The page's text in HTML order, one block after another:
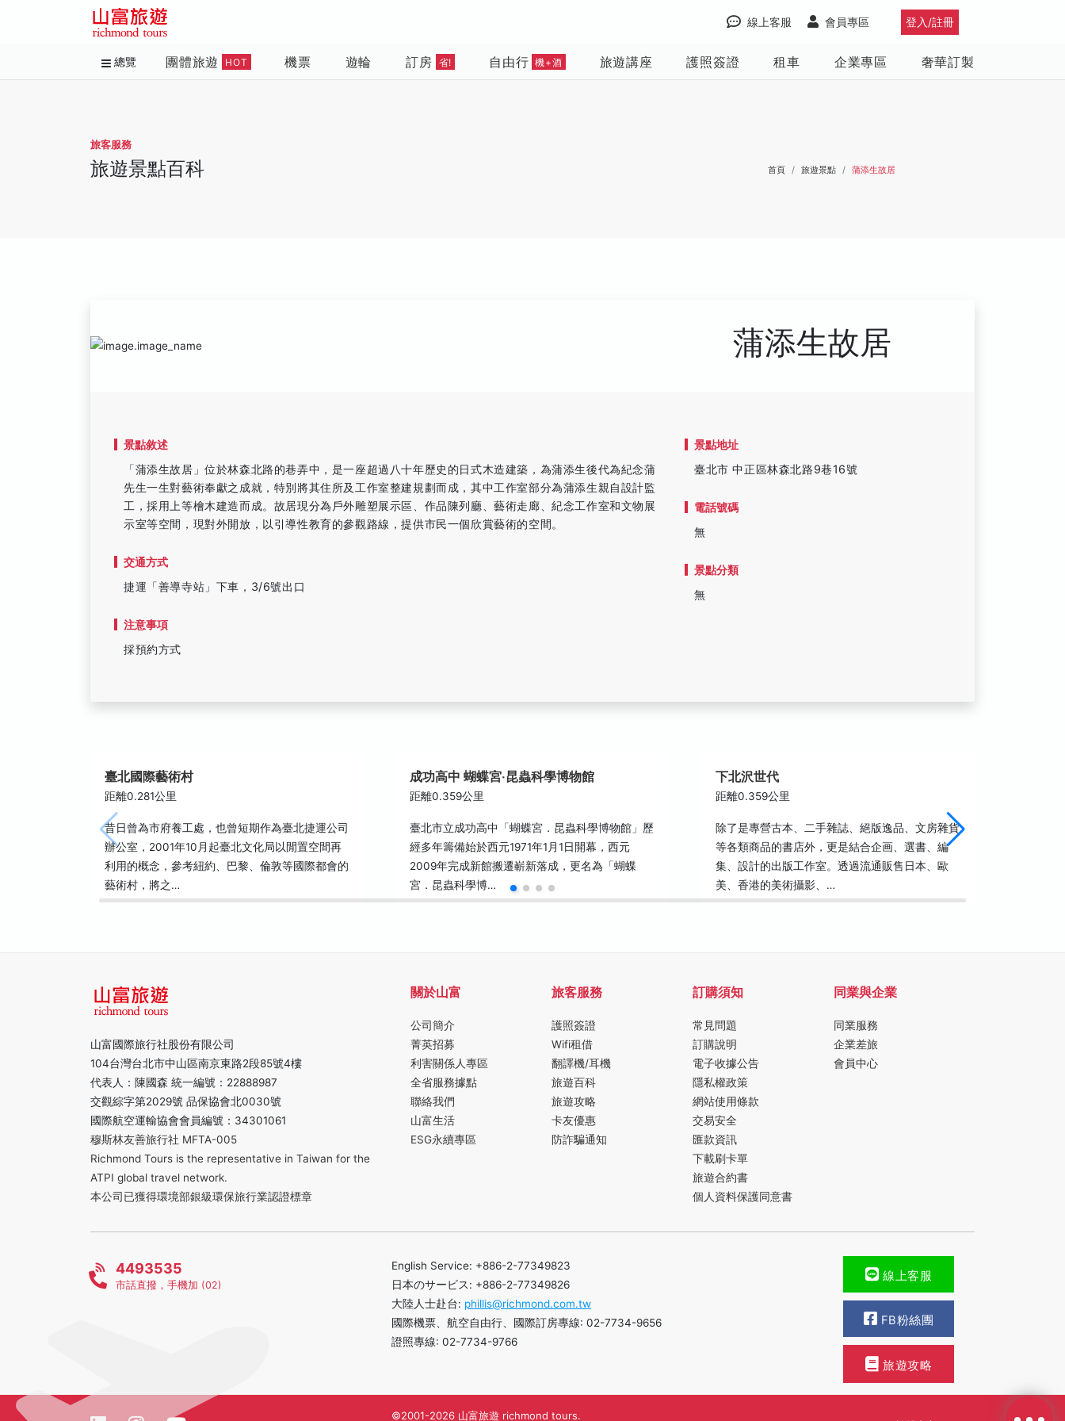
登入/註冊
會員專區
線上客服
總覽 團體旅遊 HOT 機票 遊輪 訂房 省! 自由行 機+酒 旅遊講座 護照簽證 租車 企業專區 奢華訂製
旅客服務
旅遊景點百科 首頁 旅遊景點 蒲添生故居
蒲添生故居
景點敘述
「蒲添生故居」位於林森北路的巷弄中，是一座超過八十年歷史的日式木造建築，為蒲添生後代為紀念蒲
先生一生對藝術奉獻之成就，特別將其住所及工作室整建規劃而成，其中工作室部分為蒲添生親自設計監
工，採用上等檜木建造而成。故居現分為戶外雕塑展示區、作品陳列廳、藝術走廊、紀念工作室和文物展
示室等空間，現對外開放，以引導性教育的參觀路線，提供市民一個欣賞藝術的空間。
交通方式
捷運「善導寺站」下車，3/6號出口
注意事項
採預約方式
景點地址
臺北市 中正區林森北路9巷16號
電話號碼
無
景點分類
無
臺北國際藝術村
距離0.281公里
昔日曾為市府養工處，也曾短期作為臺北捷運公司
辦公室，2001年10月起臺北文化局以閒置空間再
利用的概念，參考紐約、巴黎、倫敦等國際都會的
藝術村，將之…
成功高中 蝴蝶宮‧昆蟲科學博物館
距離0.359公里
臺北市立成功高中「蝴蝶宮．昆蟲科學博物館」歷
經多年籌備始於西元1971年1月1日開幕，西元
2009年完成新館搬遷嶄新落成，更名為「蝴蝶
宮．昆蟲科學博…
下北沢世代
距離0.359公里
除了是專營古本、二手雜誌、絕版逸品、文房雜貨
等各類商品的書店外，更是結合企画、選書、編
集、設計的出版工作室。透過流通販售日本、歐
美、香港的美術攝影、…
山富國際旅行社股份有限公司
104台灣台北市中山區南京東路2段85號4樓
代表人：陳國森 統一編號：22888987
交觀綜字第2029號 品保協會北0030號
國際航空運輸協會會員編號：34301061
穆斯林友善旅行社 MFTA-005
Richmond Tours is the representative in Taiwan for the
ATPI global travel network.
本公司已獲得環境部銀級環保旅行業認證標章
關於山富
公司簡介
菁英招募
利害關係人專區
全省服務據點
聯絡我們
山富生活
ESG永續專區
旅客服務
護照簽證
Wifi租借
翻譯機/耳機
旅遊百科
旅遊攻略
卡友優惠
防詐騙通知
訂購須知
常見問題
訂購說明
電子收據公告
隱私權政策
網站使用條款
交易安全
匯款資訊
下載刷卡單
旅遊合約書
個人資料保護同意書
同業與企業
同業服務
企業差旅
會員中心
4493535
市話直撥，手機加 (02)
English Service: +886-2-77349823
日本のサービス: +886-2-77349826
大陸人士赴台: phillis@richmond.com.tw
國際機票、航空自由行、國際訂房專線: 02-7734-9656
證照專線: 02-7734-9766
線上客服
FB粉絲團
旅遊攻略
©2001-2026 山富旅遊 richmond tours.